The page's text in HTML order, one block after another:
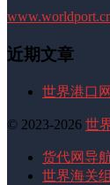
近期文章
世界港口
© 2023-2026 世
货代网导
世界海关